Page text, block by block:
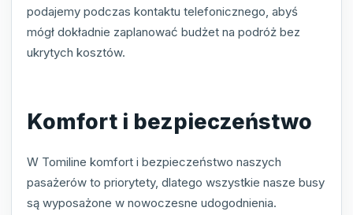
podajemy podczas kontaktu telefonicznego, abyś
mógł dokładnie zaplanować budżet na podróż bez
ukrytych kosztów.
Komfort i bezpieczeństwo
W Tomiline komfort i bezpieczeństwo naszych
pasażerów to priorytety, dlatego wszystkie nasze busy
są wyposażone w nowoczesne udogodnienia.